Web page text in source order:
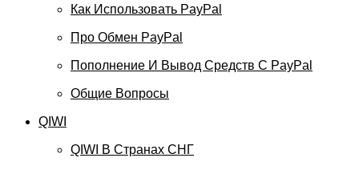
Как Использовать PayPal
Про Обмен PayPal
Пополнение И Вывод Средств С PayPal
Общие Вопросы
QIWI
QIWI В Странах СНГ